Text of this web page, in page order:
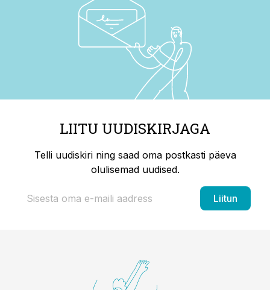
LIITU UUDISKIRJAGA
Telli uudiskiri ning saad oma postkasti päeva
olulisemad uudised.
Liitun